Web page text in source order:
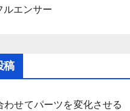
ルエンサー
稿
わせてパーツを変化させる